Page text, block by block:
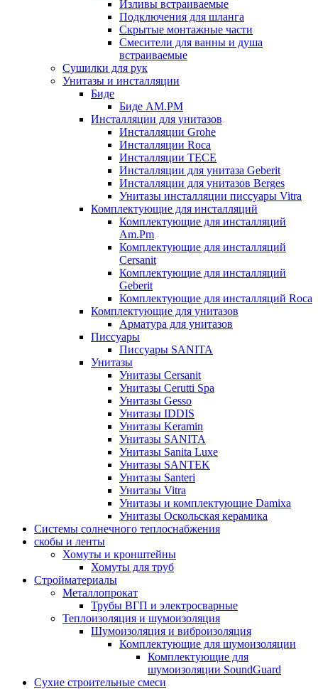
Изливы встраиваемые
Подключения для шланга
Скрытые монтажные части
Смесители для ванны и душа
встраиваемые
Сушилки для рук
Унитазы и инсталляции
Биде
Биде AM.PM
Инсталляции для унитазов
Инсталляции Grohe
Инсталляции Roca
Инсталляции TECE
Инсталляции для унитаза Geberit
Инсталляции для унитазов Berges
Унитазы инсталляции писсуары Vitra
Комплектующие для инсталляций
Комплектующие для инсталляций
Am.Pm
Комплектующие для инсталляций
Cersanit
Комплектующие для инсталляций
Geberit
Комплектующие для инсталляций Roca
Комплектующие для унитазов
Арматура для унитазов
Писсуары
Писсуары SANITA
Унитазы
Унитазы Cersanit
Унитазы Cerutti Spa
Унитазы Gesso
Унитазы IDDIS
Унитазы Keramin
Унитазы SANITA
Унитазы Sanita Luxe
Унитазы SANTEK
Унитазы Santeri
Унитазы Vitra
Унитазы и комплектующие Damixa
Унитазы Оскольская керамика
Системы солнечного теплоснабжения
скобы и ленты
Хомуты и кронштейны
Хомуты для труб
Стройматериалы
Металлопрокат
Трубы ВГП и электросварные
Теплоизоляция и шумоизоляция
Шумоизоляция и виброизоляция
Комплектующие для шумоизоляции
Комплектующие для
шумоизоляции SoundGuard
Сухие строительные смеси